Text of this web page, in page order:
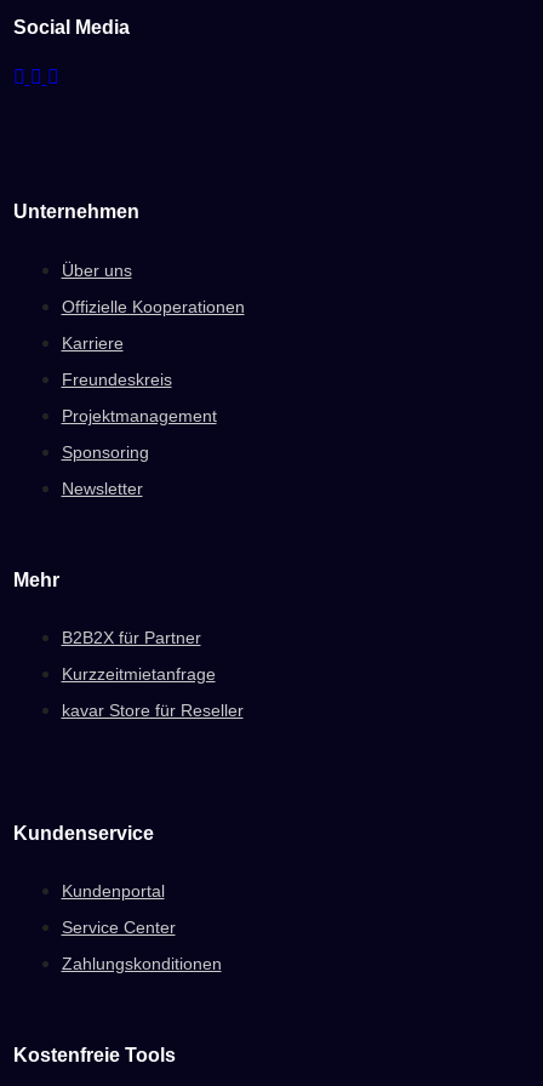
Social Media
Unternehmen
Über uns
Offizielle Kooperationen
Karriere
Freundeskreis
Projektmanagement
Sponsoring
Newsletter
Mehr
B2B2X für Partner
Kurzzeitmietanfrage
kavar Store für Reseller
Kundenservice
Kundenportal
Service Center
Zahlungskonditionen
Kostenfreie Tools